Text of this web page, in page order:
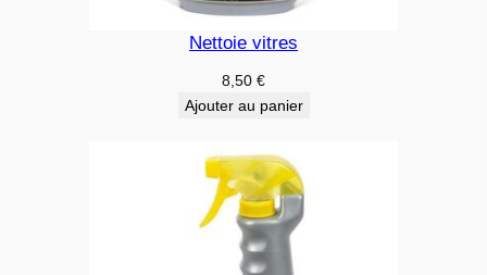
Nettoie vitres
8,50 €
Ajouter au panier